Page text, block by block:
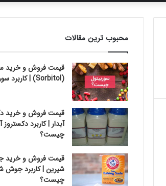
محبوب ترین مقالات
قیمت فروش و خرید
(Sorbitol) | کاربرد سوربیتول
قیمت فروش و خرید
آبدار | کاربرد دکستروز
چیست؟
قیمت فروش و
شیرین | کاربرد جوش
چیست؟